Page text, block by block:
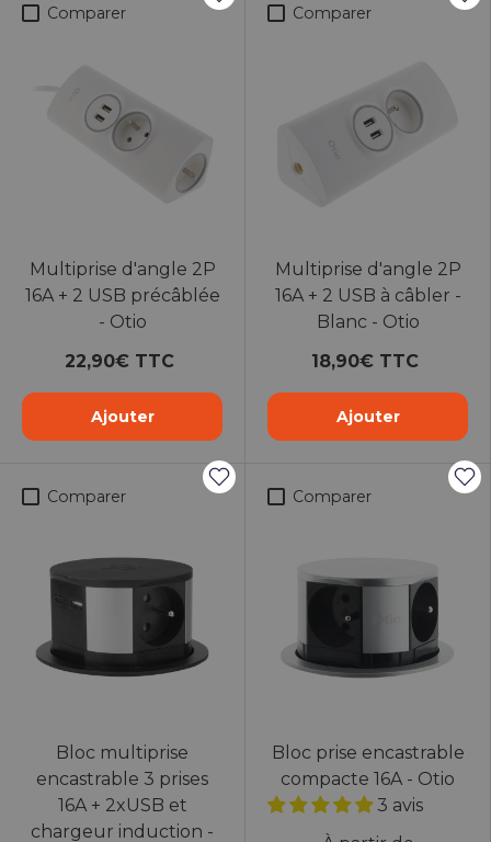
Comparer
Multiprise d'angle 2P
16A + 2 USB précâblée
- Otio
22,90€ TTC
Ajouter
Comparer
Multiprise d'angle 2P
16A + 2 USB à câbler -
Blanc - Otio
18,90€ TTC
Ajouter
Comparer
Bloc multiprise
encastrable 3 prises
16A + 2xUSB et
chargeur induction -
Comparer
Bloc prise encastrable
compacte 16A - Otio
3 avis